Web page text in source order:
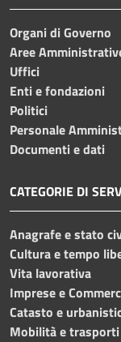
Organi di Governo
Aree
Uffici
Enti e fondazioni
Politici
Personale
Documenti e dati
CATEGORIE DI
Anagrafe e stato
Cultura e tempo
Vita lavorativa
Imprese e
Catasto e
Mobilità e trasporti